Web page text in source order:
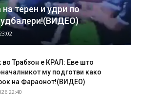
терен и удри по
во Трабзон е КРАЛ: Еве што
му подготви како
на Фараонот!(ВИДЕО)
22:40